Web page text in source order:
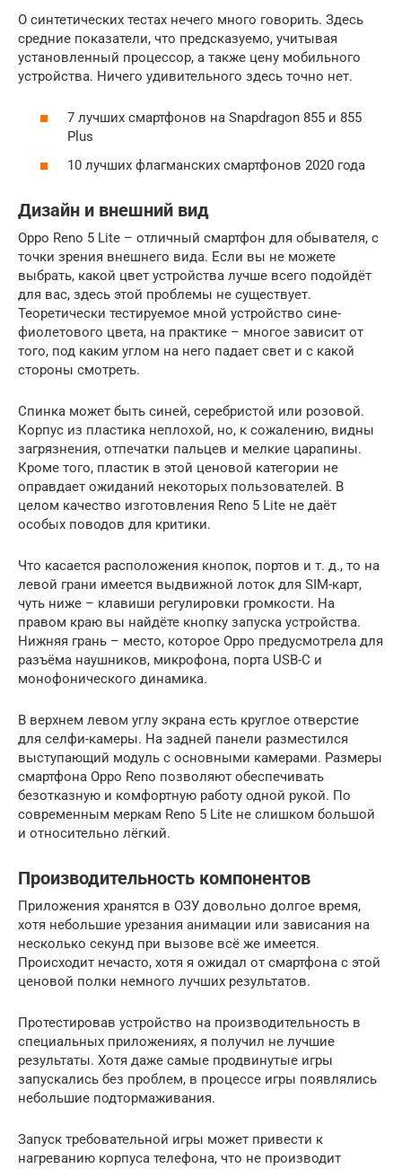
О синтетических тестах нечего много говорить. Здесь
средние показатели, что предсказуемо, учитывая
установленный процессор, а также цену мобильного
устройства. Ничего удивительного здесь точно нет.
7 лучших смартфонов на Snapdragon 855 и 855
Plus
10 лучших флагманских смартфонов 2020 года
Дизайн и внешний вид
Oppo Reno 5 Lite – отличный смартфон для обывателя, с
точки зрения внешнего вида. Если вы не можете
выбрать, какой цвет устройства лучше всего подойдёт
для вас, здесь этой проблемы не существует.
Теоретически тестируемое мной устройство сине-
фиолетового цвета, на практике – многое зависит от
того, под каким углом на него падает свет и с какой
стороны смотреть.
Спинка может быть синей, серебристой или розовой.
Корпус из пластика неплохой, но, к сожалению, видны
загрязнения, отпечатки пальцев и мелкие царапины.
Кроме того, пластик в этой ценовой категории не
оправдает ожиданий некоторых пользователей. В
целом качество изготовления Reno 5 Lite не даёт
особых поводов для критики.
Что касается расположения кнопок, портов и т. д., то на
левой грани имеется выдвижной лоток для SIM-карт,
чуть ниже – клавиши регулировки громкости. На
правом краю вы найдёте кнопку запуска устройства.
Нижняя грань – место, которое Oppo предусмотрела для
разъёма наушников, микрофона, порта USB-C и
монофонического динамика.
В верхнем левом углу экрана есть круглое отверстие
для селфи-камеры. На задней панели разместился
выступающий модуль с основными камерами. Размеры
смартфона Oppo Reno позволяют обеспечивать
безотказную и комфортную работу одной рукой. По
современным меркам Reno 5 Lite не слишком большой
и относительно лёгкий.
Производительность компонентов
Приложения хранятся в ОЗУ довольно долгое время,
хотя небольшие урезания анимации или зависания на
несколько секунд при вызове всё же имеется.
Происходит нечасто, хотя я ожидал от смартфона с этой
ценовой полки немного лучших результатов.
Протестировав устройство на производительность в
специальных приложениях, я получил не лучшие
результаты. Хотя даже самые продвинутые игры
запускались без проблем, в процессе игры появлялись
небольшие подтормаживания.
Запуск требовательной игры может привести к
нагреванию корпуса телефона, что не производит